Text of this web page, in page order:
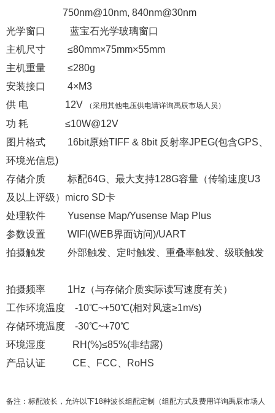
750nm@10nm, 840nm@30nm
光学窗口 蓝宝石光学玻璃窗口
主机尺寸 ≤80mm×75mm×55mm
主机重量 ≤280g
安装接口 4×M3
供 电 12V
（采用其他电压供电请详询禹辰市场人员）
功 耗 ≤10W@12V
图片格式 16bit原始TIFF & 8bit 反射率JPEG(包含GPS、
环境光信息)
存储介质 标配64G、最大支持128G容量（传输速度U3
及以上评级）micro SD卡
处理软件 Yusense Map/Yusense Map Plus
参数设置 WIFI(WEB界面访问)/UART
拍摄触发 外部触发、定时触发、重叠率触发、级联触发
拍摄频率 1Hz（与存储介质实际读写速度有关）
工作环境温度 -10℃~+50℃(相对风速≥1m/s)
存储环境温度 -30℃~+70℃
环境湿度 RH(%)≤85%(非结露)
产品认证 CE、FCC、RoHS
备注：标配波长，允许以下18种波长组配定制（组配方式及费用详询禹辰市场人